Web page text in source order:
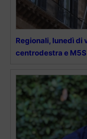
Regionali, lunedì di
centrodestra e M5S